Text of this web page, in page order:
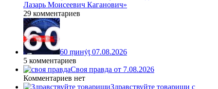
Лазарь Моисеевич Каганович»
29 комментариев
60 ṃинẏƫ 07.08.2026
5 комментариев
Своя правда от 7.08.2026
Комментариев нет
Здравствуйте товарищи с